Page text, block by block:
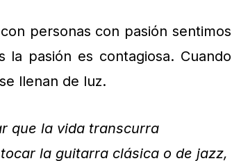
personas con pasión sentimos
la pasión es contagiosa. Cuando
llenan de luz.
que la vida transcurra
la guitarra clásica o de jazz,